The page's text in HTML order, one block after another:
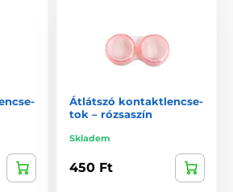
Átlátszó kontaktlencse-
tok – rózsaszín
Skladem
450 Ft